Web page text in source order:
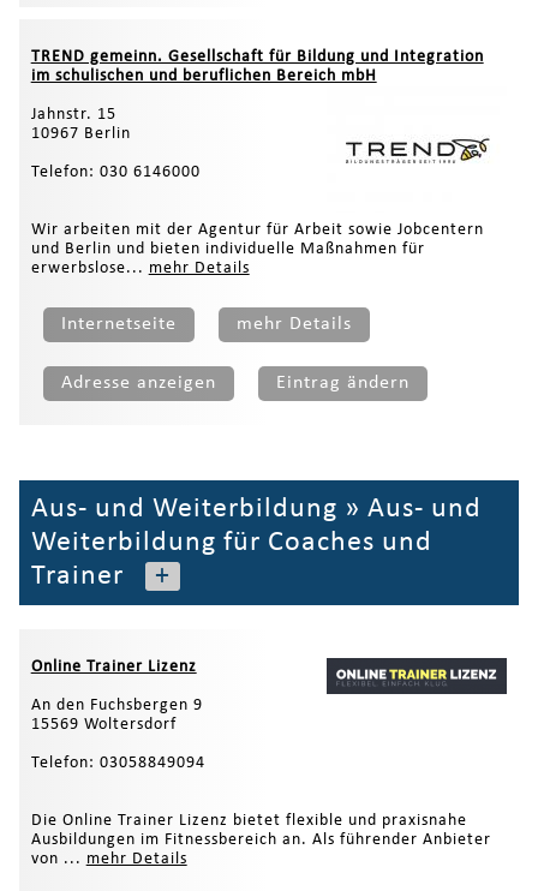
TREND gemeinn. Gesellschaft für Bildung und Integration
im schulischen und beruflichen Bereich mbH
Jahnstr. 15
10967 Berlin
Telefon: 030 6146000
Wir arbeiten mit der Agentur für Arbeit sowie Jobcentern
und Berlin und bieten individuelle Maßnahmen für
erwerbslose... mehr Details
Internetseite mehr Details
Adresse anzeigen Eintrag ändern
Aus- und Weiterbildung » Aus- und
Weiterbildung für Coaches und
Trainer
+
Online Trainer Lizenz
An den Fuchsbergen 9
15569 Woltersdorf
Telefon: 03058849094
Die Online Trainer Lizenz bietet flexible und praxisnahe
Ausbildungen im Fitnessbereich an. Als führender Anbieter
von ... mehr Details